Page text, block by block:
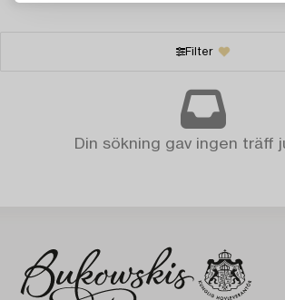
Filter
Din sökning gav ingen träff